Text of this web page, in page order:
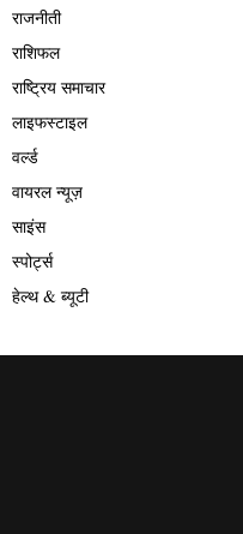
राजनीती
राशिफल
राष्ट्रिय समाचार
लाइफस्टाइल
वर्ल्ड
वायरल न्यूज़
साइंस
स्पोर्ट्स
हेल्थ & ब्यूटी